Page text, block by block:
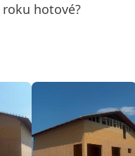
hotové?